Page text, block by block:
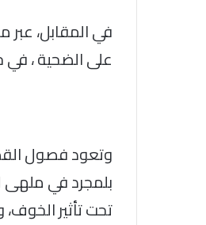
في المقابل، عبر
على الضحية ، في
بلمجرد في ملهى
تحت تأثير